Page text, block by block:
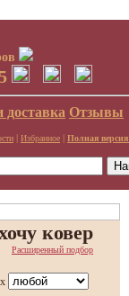
доставка Отзывы
| Избранное | Полная версия
ковер
Расширенный подбор
x